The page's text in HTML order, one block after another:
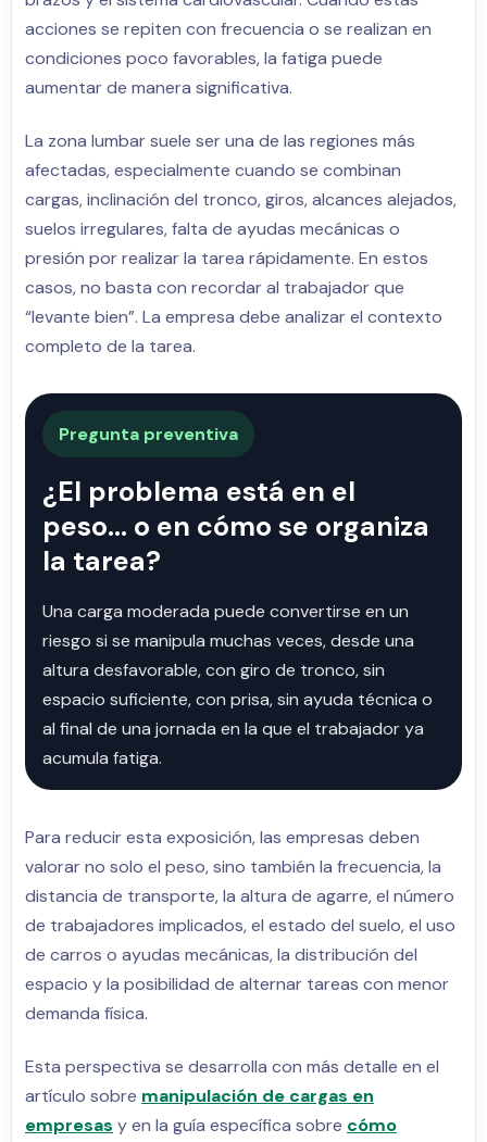
acciones se repiten con frecuencia o se realizan en
condiciones poco favorables, la fatiga puede
aumentar de manera significativa.
La zona lumbar suele ser una de las regiones más
afectadas, especialmente cuando se combinan
cargas, inclinación del tronco, giros, alcances alejados,
suelos irregulares, falta de ayudas mecánicas o
presión por realizar la tarea rápidamente. En estos
casos, no basta con recordar al trabajador que
“levante bien”. La empresa debe analizar el contexto
completo de la tarea.
Pregunta preventiva
¿El problema está en el
peso… o en cómo se organiza
la tarea?
Una carga moderada puede convertirse en un
riesgo si se manipula muchas veces, desde una
altura desfavorable, con giro de tronco, sin
espacio suficiente, con prisa, sin ayuda técnica o
al final de una jornada en la que el trabajador ya
acumula fatiga.
Para reducir esta exposición, las empresas deben
valorar no solo el peso, sino también la frecuencia, la
distancia de transporte, la altura de agarre, el número
de trabajadores implicados, el estado del suelo, el uso
de carros o ayudas mecánicas, la distribución del
espacio y la posibilidad de alternar tareas con menor
demanda física.
Esta perspectiva se desarrolla con más detalle en el
artículo sobre manipulación de cargas en
empresas y en la guía específica sobre cómo